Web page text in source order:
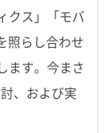
クス」「モバ
照らし合わせ
ます。今まさ
、および実